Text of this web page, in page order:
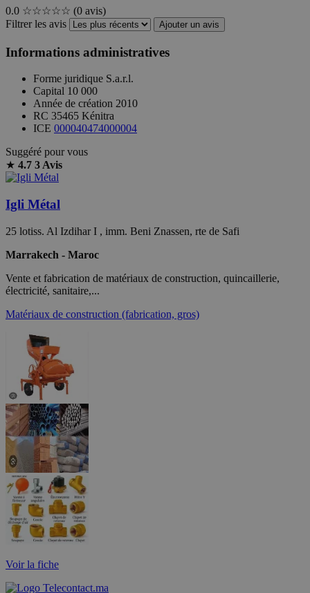
0.0 ☆☆☆☆☆ (0 avis)
Filtrer les avis
Ajouter un avis
Informations administratives
Forme juridique S.a.r.l.
Capital 10 000
Année de création 2010
RC 35465 Kénitra
ICE 000040474000004
Suggéré pour vous
★ 4.7 3 Avis
Igli Métal
25 lotiss. Al Izdihar I , imm. Beni Znassen, rte de Safi
Marrakech - Maroc
Vente et fabrication de matériaux de construction, quincaillerie,
électricité, sanitaire,...
Matériaux de construction (fabrication, gros)
Voir la fiche